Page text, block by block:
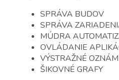
SPRÁVA BUDOV
SPRÁVA
MÚDRA
OVLÁDANIE
VÝSTRAŽNÉ
ŠIKOVNÉ GRAFY